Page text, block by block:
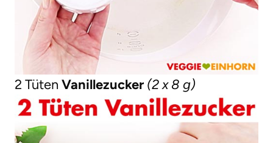
2 Tüten Vanillezucker (2 x 8 g)